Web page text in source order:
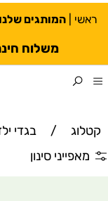
ראשי המותגים שלנו
משלוח חינם
קטלוג / בגדי
מאפייני סינון